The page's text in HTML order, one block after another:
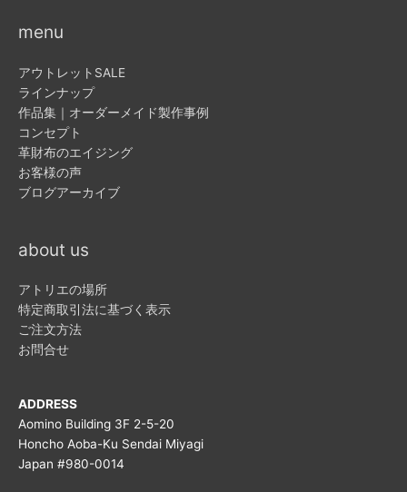
menu
アウトレットSALE
ラインナップ
作品集｜オーダーメイド製作事例
コンセプト
革財布のエイジング
お客様の声
ブログアーカイブ
about us
アトリエの場所
特定商取引法に基づく表示
ご注文方法
お問合せ
ADDRESS
Aomino Building 3F 2-5-20
Honcho Aoba-Ku Sendai Miyagi
Japan #980-0014